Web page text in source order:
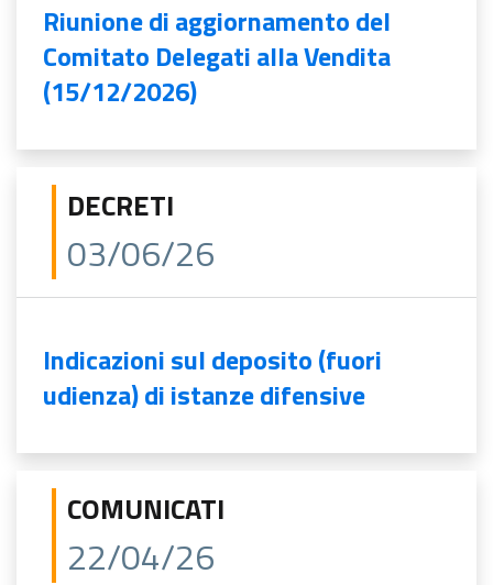
Riunione di aggiornamento del
Comitato Delegati alla Vendita
(15/12/2026)
DECRETI
03/06/26
Indicazioni sul deposito (fuori
udienza) di istanze difensive
COMUNICATI
22/04/26